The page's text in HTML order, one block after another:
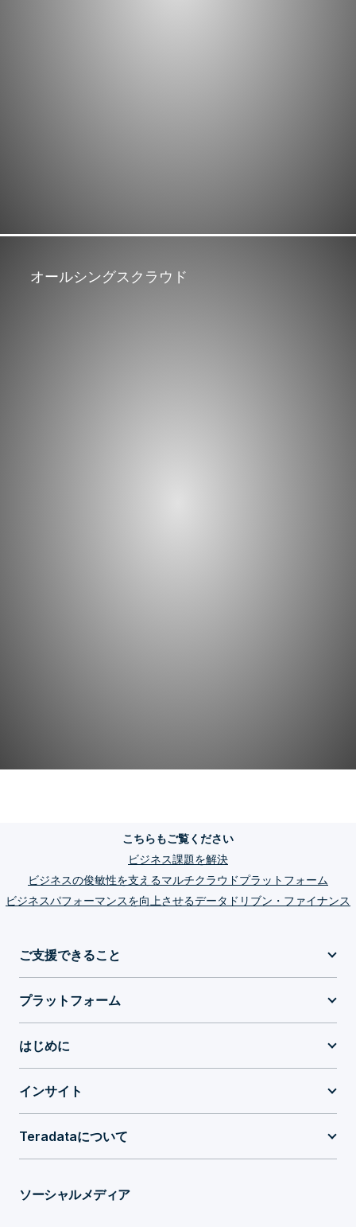
オールシングスクラウド
こちらもご覧ください
ビジネス課題を解決
ビジネスの俊敏性を支えるマルチクラウドプラットフォーム
ビジネスパフォーマンスを向上させるデータドリブン・ファイナンス
ご支援できること
プラットフォーム
はじめに
インサイト
Teradataについて
ソーシャルメディア